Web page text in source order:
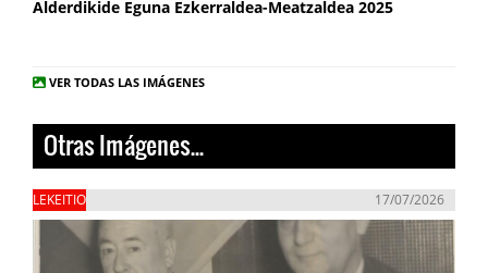
Alderdikide Eguna Ezkerraldea-Meatzaldea 2025
VER TODAS LAS IMÁGENES
Otras Imágenes...
LEKEITIO 17/07/2026